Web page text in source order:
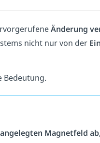
Änderung
nicht nur von der
Bedeutung.
angelegten Magnetfeld ab